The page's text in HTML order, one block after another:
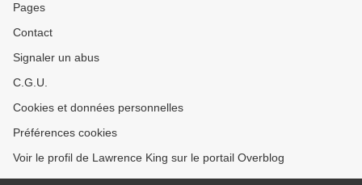
Pages
Contact
Signaler un abus
C.G.U.
Cookies et données personnelles
Préférences cookies
Voir le profil de Lawrence King sur le portail Overblog